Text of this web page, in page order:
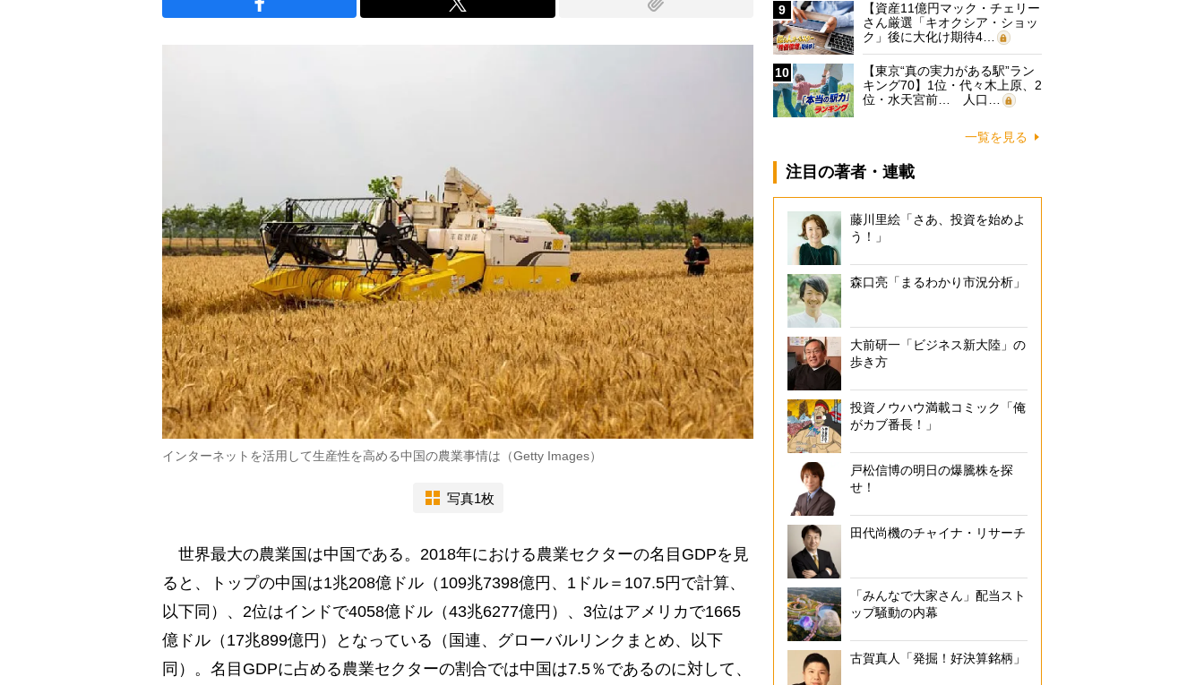
インターネットを活用して生産性を高める中国の農業事情は（Getty Images）
写真1枚
世界最大の農業国は中国である。2018年における農業セクターの名目GDPを見
ると、トップの中国は1兆208億ドル（109兆7398億円、1ドル＝107.5円で計算、
以下同）、2位はインドで4058億ドル（43兆6277億円）、3位はアメリカで1665
億ドル（17兆899億円）となっている（国連、グローバルリンクまとめ、以下
同）。名目GDPに占める農業セクターの割合では中国は7.5％であるのに対して、
9
【資産11億円マック・チェリー
さん厳選「キオクシア・ショッ
ク」後に大化け期待4…
10
【東京“真の実力がある駅”ラン
キング70】1位・代々木上原、2
位・水天宮前… 人口…
一覧を見る
注目の著者・連載
藤川里絵「さあ、投資を始めよ
う！」
森口亮「まるわかり市況分析」
大前研一「ビジネス新大陸」の
歩き方
投資ノウハウ満載コミック「俺
がカブ番長！」
戸松信博の明日の爆騰株を探
せ！
田代尚機のチャイナ・リサーチ
「みんなで大家さん」配当スト
ップ騒動の内幕
古賀真人「発掘！好決算銘柄」